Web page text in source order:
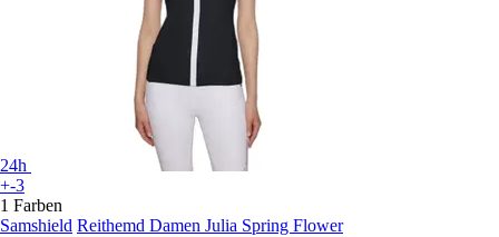
24h
+-3
1 Farben
Samshield Reithemd Damen Julia Spring Flower